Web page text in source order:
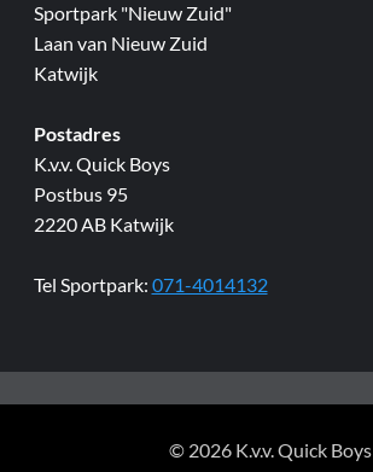
Sportpark "Nieuw Zuid"
Laan van Nieuw Zuid
Katwijk
Postadres
K.v.v. Quick Boys
Postbus 95
2220 AB Katwijk
Tel Sportpark: 071-4014132
© 2026 K.v.v. Quick Boys